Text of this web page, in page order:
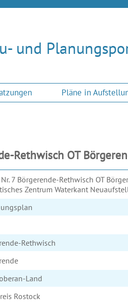
und
Pläne in
Rethwisch OT
7 Börgerende-Rethwisch OT
Zentrum Waterkant
Rethwisch
Land
Rostock